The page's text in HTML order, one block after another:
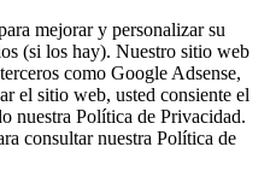
mejorar y personalizar su
(si los hay). Nuestro sitio web
como Google Adsense,
el sitio web, usted consiente el
nuestra Política de Privacidad.
consultar nuestra Política de